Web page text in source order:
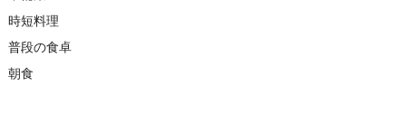
時短料理
普段の食卓
朝食